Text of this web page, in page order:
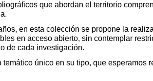
que abordan el territorio
en esta colección se propone la
en acceso abierto, sin contemplar
de cada investigación.
único en su tipo, que esperamos